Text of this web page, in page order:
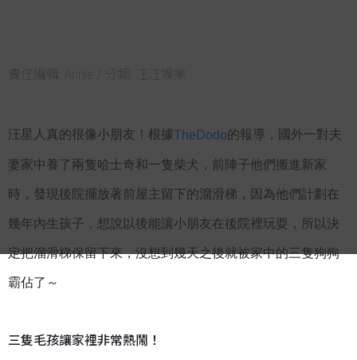
責任編輯: / 分類: 汪汪娛樂
汪星人真的很像小朋友！根據TheDodo的報導，國外一對夫
妻家中養了兩隻哈士奇和一隻柴犬，前陣子他們搬進新家
時，發現後院擺放著前屋主留下的溜滑梯，因為他們計劃在
幾年內生孩子，想說以後能讓小朋友在後院裡玩耍，所以決
定把溜滑梯保留下來，沒想到幾天之後就被家中的三隻狗狗
霸佔了～
三隻毛孩讓家裡非常熱鬧！